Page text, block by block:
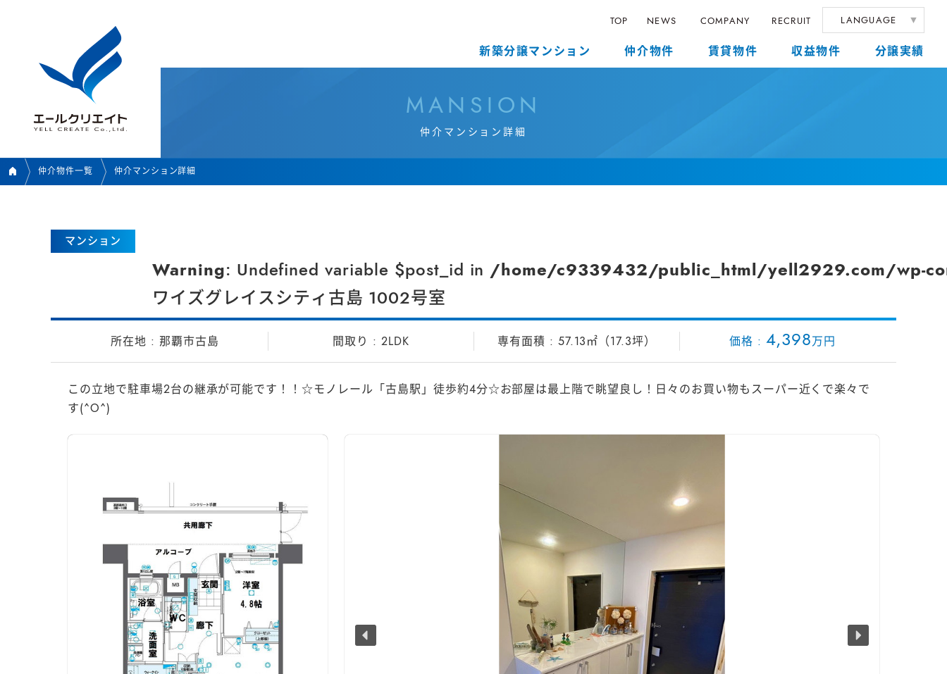
TOP NEWS COMPANY RECRUIT LANGUAGE
新築分譲マンション 仲介物件 賃貸物件 収益物件 分譲実績
仲介 マ ン シ ョ ン詳細
MAN S I ON
仲介物件一覧 仲介マンション詳細
マンション
Warning: Undefined variable $post_id in /home/c9339432/public_html/yell2929.com/wp-
ワイズグレイスシティ古島 1002号室
那覇市古島 2LDK 57.13㎡（17.3坪） 4,398万円
この立地で駐車場2台の継承が可能です！！☆モノレール「古島駅」徒歩約4分☆お部屋は最上階で眺望良し！日々のお買い物もスーパー近くで楽々で
す(^O^)